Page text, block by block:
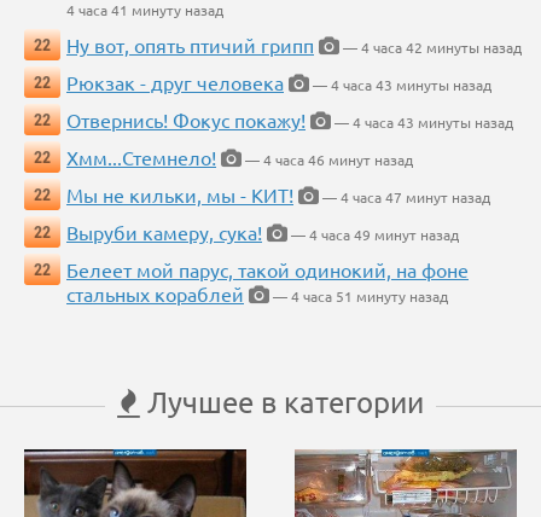
4 часа 41 минуту назад
22
Ну вот, опять птичий грипп
— 4 часа 42 минуты назад
22
Рюкзак - друг человека
— 4 часа 43 минуты назад
22
Отвернись! Фокус покажу!
— 4 часа 43 минуты назад
22
Хмм...Стемнело!
— 4 часа 46 минут назад
22
Мы не кильки, мы - КИТ!
— 4 часа 47 минут назад
22
Выруби камеру, сука!
— 4 часа 49 минут назад
22
Белеет мой парус, такой одинокий, на фоне
стальных кораблей
— 4 часа 51 минуту назад
Лучшее в категории